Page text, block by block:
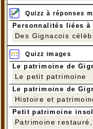
Quizz à réponses
Personnalités liées
Des Gignacois
Quizz images
Le patrimoine de
Le petit patrimoine
Le patrimoine de
Histoire et
Petit patrimoine
Patrimoine